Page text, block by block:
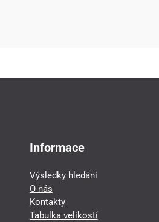
Informace
Výsledky hledání
O nás
Kontakty
Tabulka velikostí